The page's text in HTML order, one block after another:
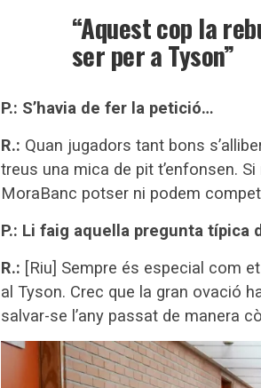
“Aquest cop la
ser per a Tyson”
P.: S’havia de fer la petició…
R.: Quan jugadors tant bons
treus una mica de pit t’enfonsen.
MoraBanc potser ni podem
P.: Li faig aquella pregunta típica
R.: [Riu] Sempre és especial com
al Tyson. Crec que la gran ovació
salvar-se l’any passat de manera